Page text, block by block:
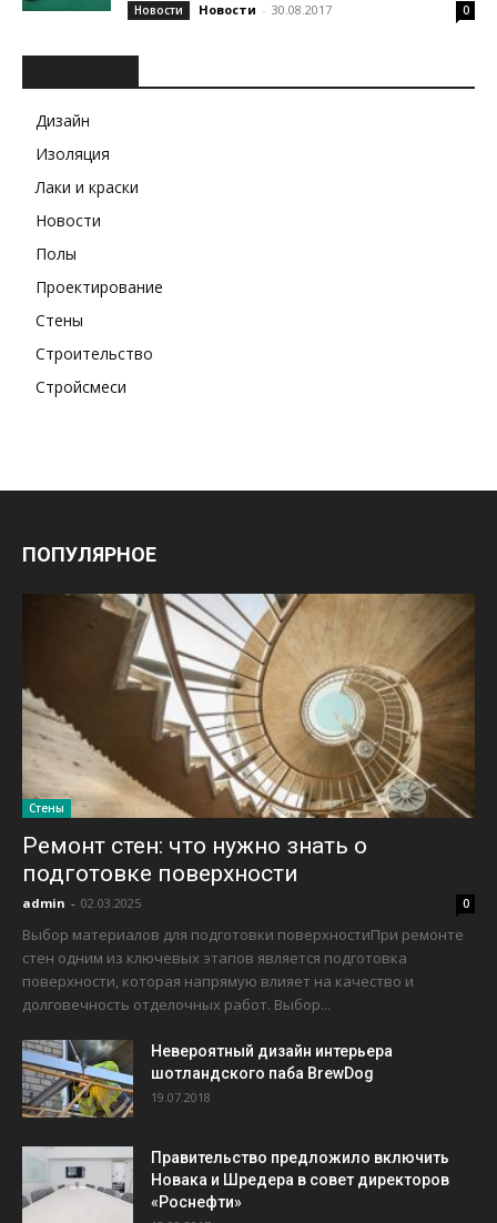
Новости Новости - 30.08.2017 0
Дизайн
Изоляция
Лаки и краски
Новости
Полы
Проектирование
Стены
Строительство
Стройсмеси
ПОПУЛЯРНОЕ
Стены
Ремонт стен: что нужно знать о
подготовке поверхности
admin - 02.03.2025 0
Выбор материалов для подготовки поверхностиПри ремонте
стен одним из ключевых этапов является подготовка
поверхности, которая напрямую влияет на качество и
долговечность отделочных работ. Выбор...
Невероятный дизайн интерьера
шотландского паба BrewDog
19.07.2018
Правительство предложило включить
Новака и Шредера в совет директоров
«Роснефти»